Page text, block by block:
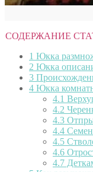
СОДЕРЖАНИЕ
1 Юкка
2 Юкка
3
4 Юкка
4.1
4.2
4.3
4.4
4.5
4.6
4.7